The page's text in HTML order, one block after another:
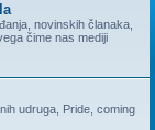
novinskih članaka,
čime nas mediji
udruga, Pride, coming